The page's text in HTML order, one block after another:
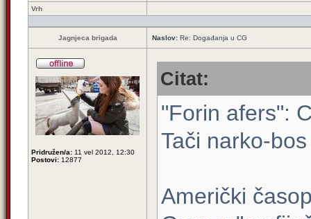
Vrh
Jagnjeca brigada Naslov: Re: Događanja u CG
Pridružen/a: 11 vel 2012, 12:30
Postovi: 12877
Citat:
"Forin afers":
Tači narko-bos
Američki